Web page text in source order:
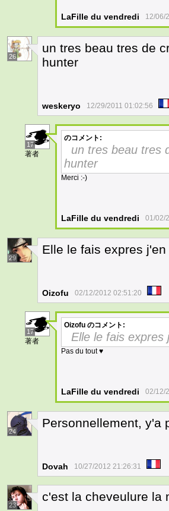
LaFille du vendredi 12/06/
26
un tres beau tres de
hunter
weskeryo 12/29/2011 01:02:56
17
著者
のコメント:
un tres beau tres
hunter
Merci :-)
LaFille du vendredi 01/02/
29
Elle le fais expres
Oizofu 02/12/2012 02:51:20
17
著者
Oizofu のコメント:
Elle le fais expres
Pas du tout ♥
LaFille du vendredi 02/12/
24
Personnellement, y'a
Dovah 10/27/2012 21:26:31
23
c'est la cheveulure la